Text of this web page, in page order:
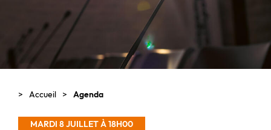
ASSOCIATIONS
Accueil Agenda
MARDI 8 JUILLET À 18H00